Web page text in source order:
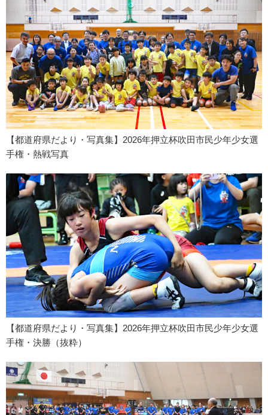
【都道府県だより・写真集】2026年押立杯吹田市民少年少女選
手権・熱戦写真
【都道府県だより・写真集】2026年押立杯吹田市民少年少女選
手権・決勝（抜粋）